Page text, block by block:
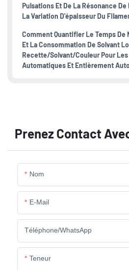
Pulsations Et De La Résonance
La Variation D'épaisseur Du
Comment Quantifier Le Temps De
Et La Consommation De Solvant
Recette/solvant/couleur Pour Les
Automatiques Et Entièrement
Prenez Contact
Nom
E-Mail
Téléphone/WhatsApp
Teneur